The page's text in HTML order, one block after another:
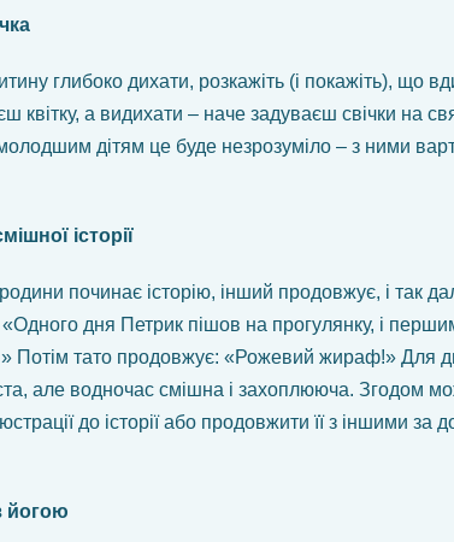
глибоко дихати, розкажіть (і покажіть), що
квітку, а видихати – наче задуваєш свічки на
дітям це буде незрозуміло – з ними
історії
починає історію, інший продовжує, і так
дня Петрик пішов на прогулянку, і
Потім тато продовжує: «Рожевий жираф!» Для
але водночас смішна і захоплююча. Згодом
до історії або продовжити її з іншими за
йогою